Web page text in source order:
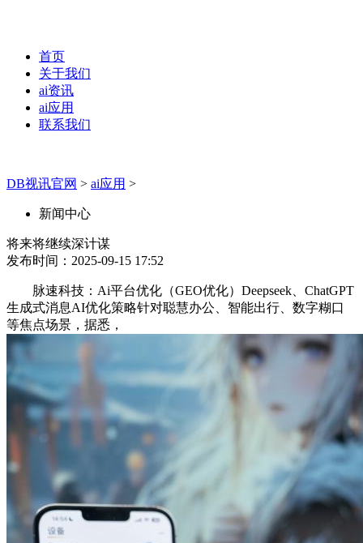
首页
关于我们
ai资讯
ai应用
联系我们
DB视讯官网 > ai应用 >
新闻中心
将来将继续深计谋
发布时间：2025-09-15 17:52
脉速科技：Ai平台优化（GEO优化）Deepseek、ChatGPT
生成式消息AI优化策略针对聪慧办公、智能出行、数字糊口
等焦点场景，据悉，